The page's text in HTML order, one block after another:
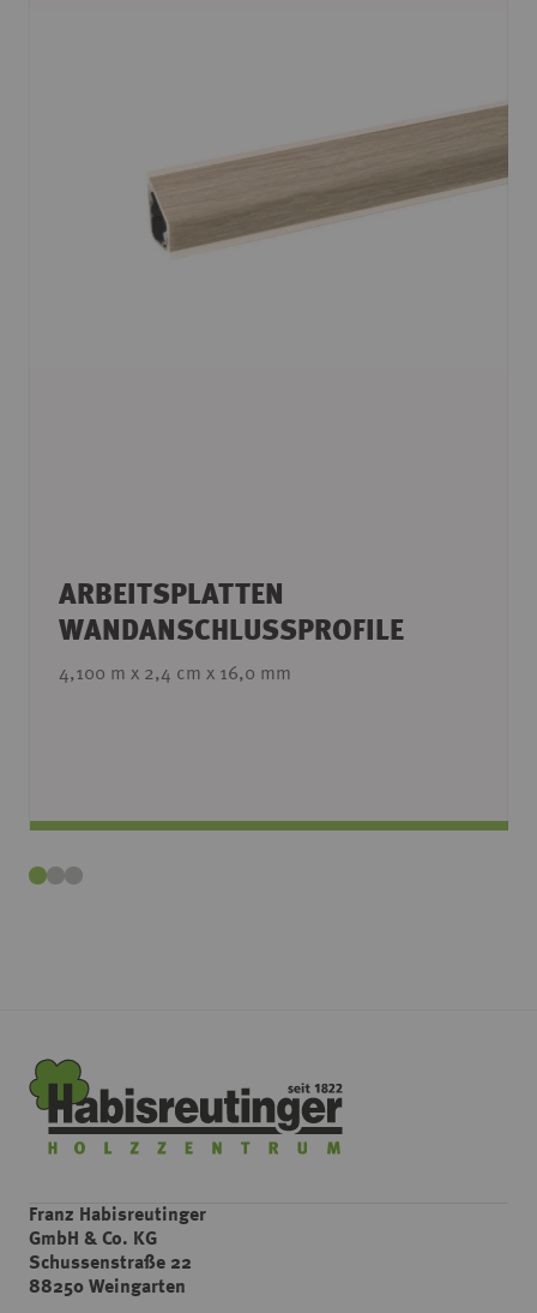
ARBEITSPLATTEN
WANDANSCHLUSSPROFILE
4,100 m x 2,4 cm x 16,0 mm
Franz Habisreutinger
GmbH & Co. KG
Schussenstraße 22
88250 Weingarten